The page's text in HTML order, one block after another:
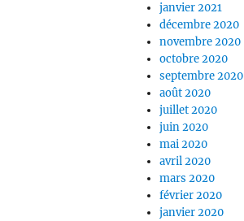
janvier 2021
décembre 2020
novembre 2020
octobre 2020
septembre 2020
août 2020
juillet 2020
juin 2020
mai 2020
avril 2020
mars 2020
février 2020
janvier 2020